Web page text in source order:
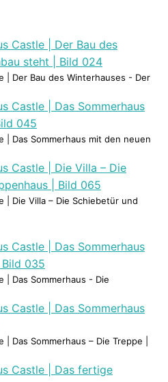
| Der Bau des Winterhauses - Der
| Das Sommerhaus mit den neuen
| Die Villa – Die Schiebetür und
| Das Sommerhaus - Die
Das Sommerhaus – Die Treppe |